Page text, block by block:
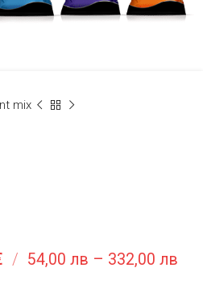
mix
/ 54,00 лв – 332,00 лв